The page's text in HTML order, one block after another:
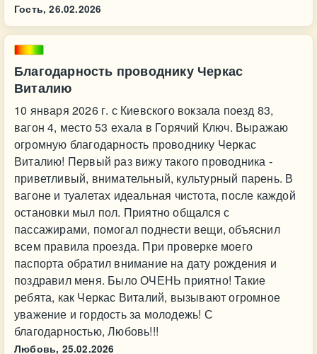
Гость, 26.02.2026
Благодарность проводнику Черкас
Виталию
10 января 2026 г. с Киевского вокзала поезд 83,
вагон 4, место 53 ехала в Горячий Ключ. Выражаю
огромную благодарность проводнику Черкас
Виталию! Первый раз вижу такого проводника -
приветливый, внимательный, культурный парень. В
вагоне и туалетах идеальная чистота, после каждой
остановки мыл пол. Приятно общался с
пассажирами, помогал поднести вещи, объяснил
всем правила проезда. При проверке моего
паспорта обратил внимание на дату рождения и
поздравил меня. Было ОЧЕНЬ приятно! Такие
ребята, как Черкас Виталий, вызывают огромное
уважение и гордость за молодежь! С
благодарностью, Любовь!!!
Любовь, 25.02.2026